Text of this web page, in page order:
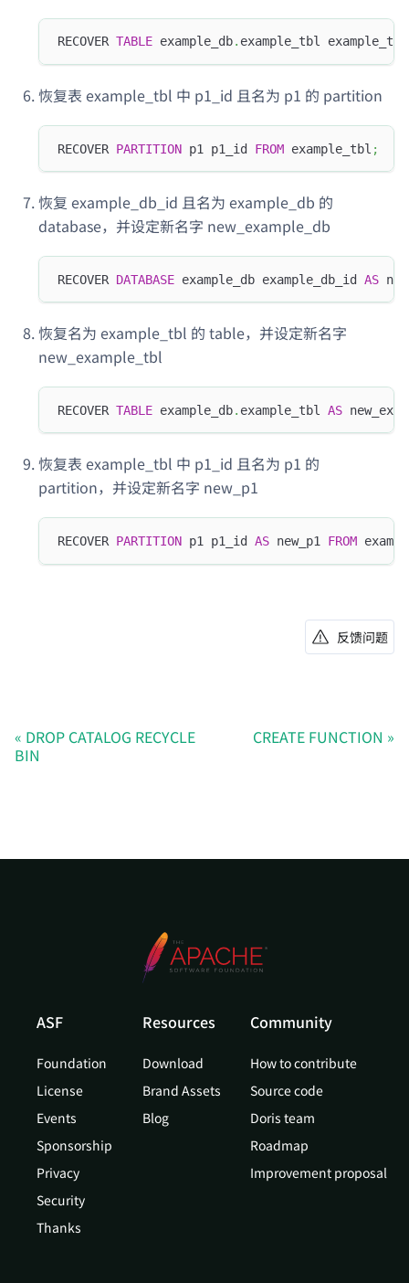
RECOVER TABLE example_db. example_tbl
恢复表 example_tbl 中 p1_id 且名为 p1 的 partition
RECOVER PARTITION p1 p1_id FROM example_tbl ;
恢复 example_db_id 且名为 example_db 的
database，并设定新名字 new_example_db
RECOVER DATABASE example_db example_db_id AS
恢复名为 example_tbl 的 table，并设定新名字
new_example_tbl
RECOVER TABLE example_db. example_tbl AS
恢复表 example_tbl 中 p1_id 且名为 p1 的
partition，并设定新名字 new_p1
RECOVER PARTITION p1 p1_id AS new_p1 FROM
反馈问题
DROP CATALOG RECYCLE
BIN
CREATE FUNCTION
ASF
Foundation
License
Events
Sponsorship
Privacy
Security
Thanks
Resources
Download
Brand Assets
Blog
Community
How to contribute
Source code
Doris team
Roadmap
Improvement proposal